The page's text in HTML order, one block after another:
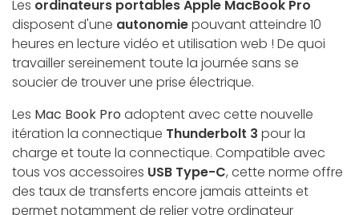
Les ordinateurs portables Apple MacBook Pro
disposent d'une autonomiepouvant atteindre 10
heures en lecture vidéo et utilisation web ! De quoi
travailler sereinement toute la journée sans se
soucier de trouver une prise électrique.
Les Mac Book Pro adoptent avec cette nouvelle
itération la connectique Thunderbolt 3 pour la
charge et toute la connectique. Compatible avec
tous vos accessoires USB Type-C, cette norme offre
des taux de transferts encore jamais atteints et
permet notamment de relier votre ordinateur